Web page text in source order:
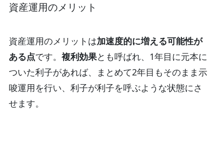
資産運用のメリット
資産運用のメリットは加速度的に増える可能性が
ある点です。 複利効果とも呼ばれ、1年目に元本に
ついた利子があれば、まとめて2年目もそのまま示
唆運用を行い、利子が利子を呼ぶような状態にさ
せます。